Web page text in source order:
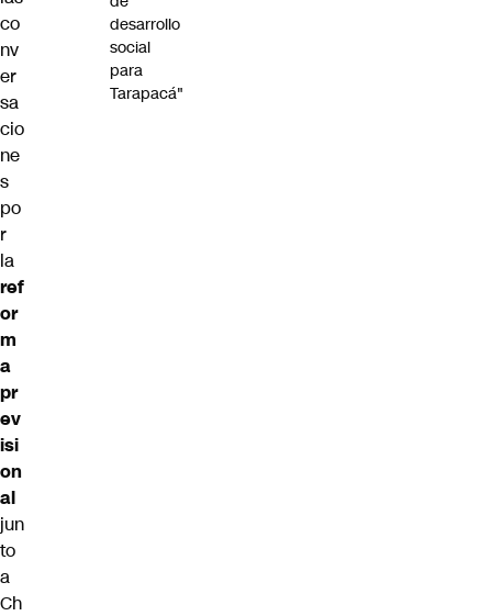
co
nv
er
sa
cio
ne
s
po
r
la
ref
or
m
a
pr
ev
isi
on
al
jun
to
a
Ch
desarrollo
social
para
Tarapacá"